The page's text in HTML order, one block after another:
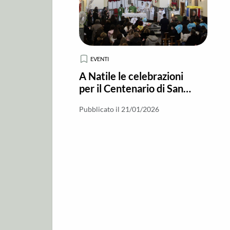
EVENTI
A Natile le celebrazioni
per il Centenario di San
Pubblicato il 21/01/2026